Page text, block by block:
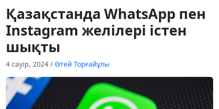
Қазақстанда WhatsApp пен
Instagram желілері істен
шықты
4 сәуір, 2024 / Өтей Торғайұлы